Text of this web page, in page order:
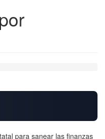
para sanear las finanzas